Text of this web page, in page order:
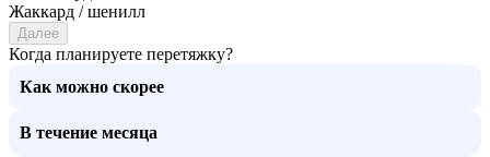
Жаккард / шенилл
Далее
Когда планируете перетяжку?
Как можно скорее
В течение месяца